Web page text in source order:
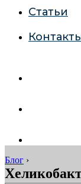
Статьи
Блог ›